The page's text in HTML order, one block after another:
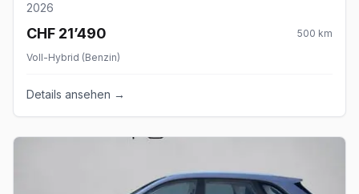
2026
CHF 21’490 500 km
Voll-Hybrid (Benzin)
Details ansehen →